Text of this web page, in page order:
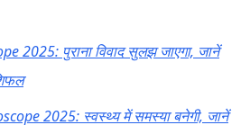
2025: पुराना विवाद सुलझ जाएगा, जानें
2025: स्वस्थ्य में समस्या बनेगी, जानें